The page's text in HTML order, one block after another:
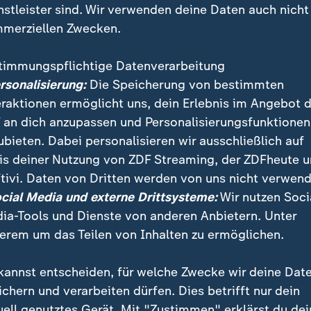
"teuer und umweltschädlich" und der
mit sich führen, so Antonia Hmaidi,
für China Studien.
sind. Wir verwenden deine Daten auch nicht
Zwecken.
Datenverarbeitung
Die Speicherung von bestimmten
ermöglicht uns, dein Erlebnis im Angebot
an dich anzupassen und Personalisierungsfunktionen
Dabei personalisieren wir ausschließlich auf
deiner Nutzung von ZDF Streaming, der ZDFheute
Daten von Dritten werden von uns nicht
Media und externe Drittsysteme:Wir nutzen
Tools und Dienste von anderen Anbietern. Unter
um das Teilen von Inhalten zu ermöglichen.
entscheiden, für welche Zwecke wir deine
und verarbeiten dürfen. Dies betrifft nur dein